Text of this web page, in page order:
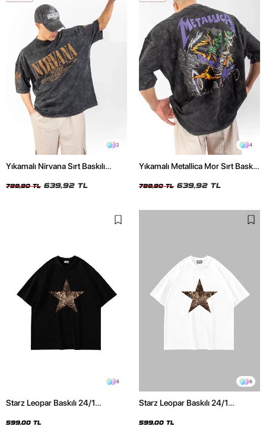
2
Yıkamalı Nirvana Sırt Baskılı
799,90 TL 639,92 TL
4
Yıkamalı Metallica Mor Sırt Baskılı
799,90 TL 639,92 TL
8
Starz Leopar Baskılı 24/1
599,00 TL
8
Starz Leopar Baskılı 24/1
599,00 TL